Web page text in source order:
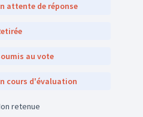
En attente de réponse
Retirée
Soumis au vote
En cours d'évaluation
Non retenue